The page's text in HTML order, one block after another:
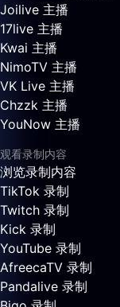
Joilive 主播
17live 主播
Kwai 主播
NimoTV 主播
VK Live 主播
Chzzk 主播
YouNow 主播
观看录制内容
浏览录制内容
TikTok 录制
Twitch 录制
Kick 录制
YouTube 录制
AfreecaTV 录制
Pandalive 录制